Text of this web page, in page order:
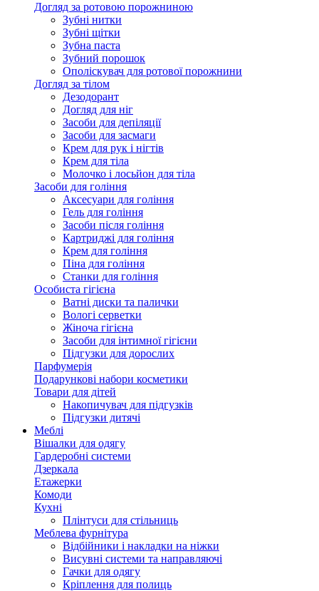
Догляд за ротовою порожниною
Зубні нитки
Зубні щітки
Зубна паста
Зубний порошок
Ополіскувач для ротової порожнини
Догляд за тілом
Дезодорант
Догляд для ніг
Засоби для депіляції
Засоби для засмаги
Крем для рук і нігтів
Крем для тіла
Молочко і лосьйон для тіла
Засоби для гоління
Аксесуари для гоління
Гель для гоління
Засоби після гоління
Картриджі для гоління
Крем для гоління
Піна для гоління
Станки для гоління
Особиста гігієна
Ватні диски та палички
Вологі серветки
Жіноча гігієна
Засоби для інтимної гігієни
Підгузки для дорослих
Парфумерія
Подарункові набори косметики
Товари для дітей
Накопичувач для підгузків
Підгузки дитячі
Меблі
Вішалки для одягу
Гардеробні системи
Дзеркала
Етажерки
Комоди
Кухні
Плінтуси для стільниць
Меблева фурнітура
Відбійники і накладки на ніжки
Висувні системи та направляючі
Гачки для одягу
Кріплення для полиць